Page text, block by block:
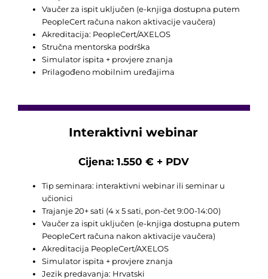
Vaučer za ispit uključen (e-knjiga dostupna putem
PeopleCert računa nakon aktivacije vaučera)
Akreditacija: PeopleCert/AXELOS
Stručna mentorska podrška
Simulator ispita + provjere znanja
Prilagođeno mobilnim uređajima
Interaktivni webinar
Cijena: 1.550 € + PDV
Tip seminara: interaktivni webinar ili seminar u
učionici
Trajanje 20+ sati (4 x 5 sati, pon-čet 9:00-14:00)
Vaučer za ispit uključen (e-knjiga dostupna putem
PeopleCert računa nakon aktivacije vaučera)
Akreditacija PeopleCert/AXELOS
Simulator ispita + provjere znanja
Jezik predavanja: Hrvatski